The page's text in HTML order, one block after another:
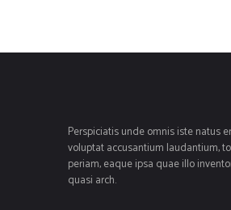
Perspiciatis unde omnis iste natus
voluptat accusantium laudantium,
periam, eaque ipsa quae illo
quasi arch.